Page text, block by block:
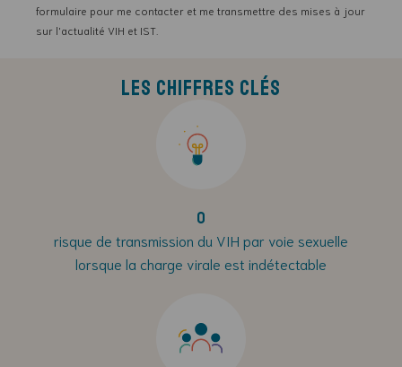
formulaire pour me contacter et me transmettre des mises à jour
sur l'actualité VIH et IST.
Les chiffres clés
0
risque de transmission du VIH par voie sexuelle
lorsque la charge virale est indétectable